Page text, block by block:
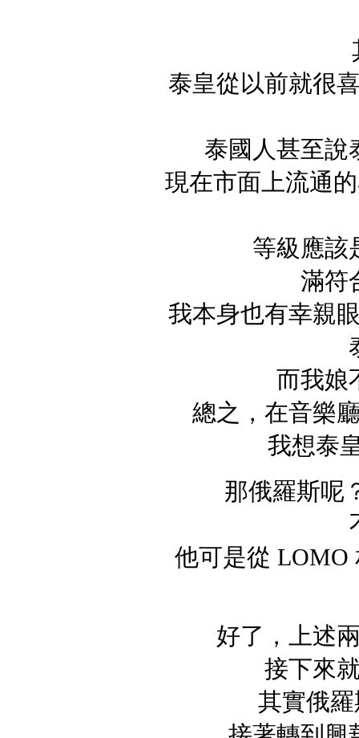
泰皇從以前就很
泰國人甚至說
現在市面上流通
等級應該
滿符
我本身也有幸親
而我娘
總之，在音樂
我想泰
那俄羅斯呢
他可是從 LOMO
好了，上述
接下來
其實俄